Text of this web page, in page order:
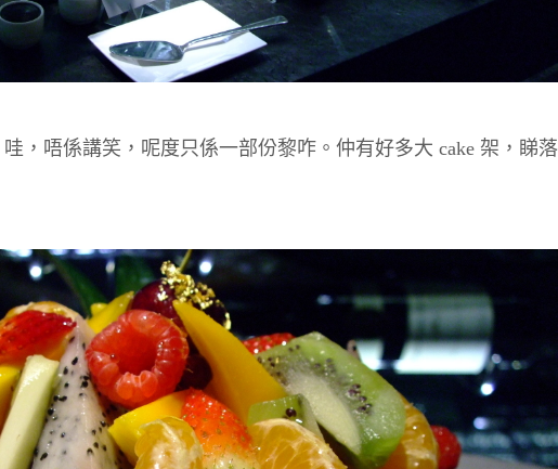
，唔係講笑，呢度只係一部份黎咋。仲有好多大 cake 架，睇落